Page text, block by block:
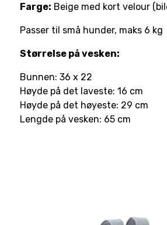
Farge: Beige med kort velour
Passer til små hunder, maks 6 kg
Størrelse på vesken:
Bunnen: 36 x 22
Høyde på det laveste: 16 cm
Høyde på det høyeste: 29 cm
Lengde på vesken: 65 cm